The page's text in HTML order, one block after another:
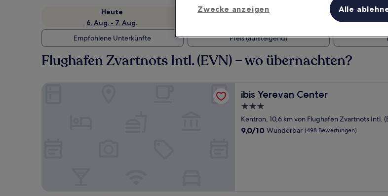
Heute
6. Aug. - 7. Aug.
Morgen
7.
Empfohlene Unterkünfte
Preis (aufsteigend)
Flughafen Zvartnots Intl. (EVN) – wo übernachten?
ibis Yerevan Center
ibis Yerevan Center
3.0-
Sterne-
Unterkunft
Kentron, 10,6 km von Flughafen Zvartnots Intl.
9.0
9,0/10 Wunderbar (498 Bewertungen)
Zwecke anzeigen Alle